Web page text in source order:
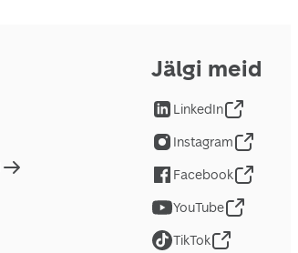
Jälgi meid
LinkedIn
Instagram
Facebook
YouTube
TikTok